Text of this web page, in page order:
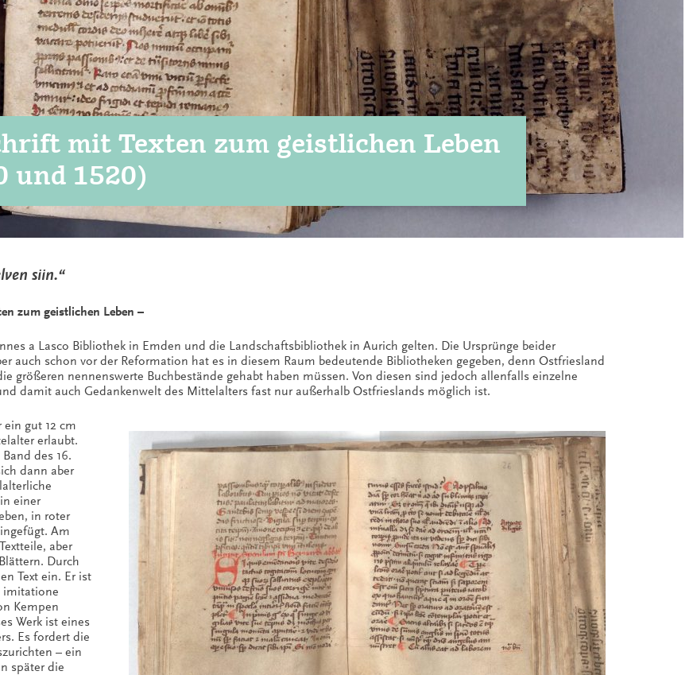
mit Texten zum geistlichen Leben
und 1520)
siin.“
zum geistlichen Leben –
a Lasco Bibliothek in Emden und die Landschaftsbibliothek in Aurich gelten. Die Ursprünge beider
auch schon vor der Reformation hat es in diesem Raum bedeutende Bibliotheken gegeben, denn Ostfriesland
größeren nennenswerte Buchbestände gehabt haben müssen. Von diesen sind jedoch allenfalls einzelne
damit auch Gedankenwelt des Mittelalters fast nur außerhalb Ostfrieslands möglich ist.
gut 12 cm
erlaubt.
des 16.
dann aber
einer
in roter
Am
aber
Durch
Text ein. Er ist
imitatione
Kempen
Werk ist eines
Es fordert die
– ein
später die